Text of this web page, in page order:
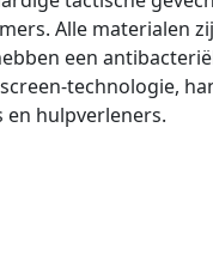
Alle materialen
een
technologie,
en hulpverleners.